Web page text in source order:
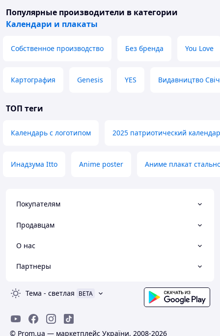
Популярные производители в категории
Календари и плакаты
Собственное производство Без бренда You Love
Картография Genesis YES Видавництво
ТОП теги
Календарь с логотипом 2025 патриотический
Инадзума Itto Anime poster Аниме плакат
Покупателям
Продавцам
О нас
Партнеры
Тема - светлая BETA
© Prom.ua — маркетплейс України, 2008-2026